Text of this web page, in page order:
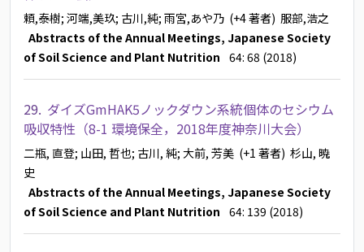
頼,泰樹; 河端,美玖; 古川,純; 雨宮,あや乃 (+4 著者) 服部,浩之
Abstracts of the Annual Meetings, Japanese Society
of Soil Science and Plant Nutrition 64: 68 (2018)
29. ダイズGmHAK5ノックダウン系統個体のセシウム
吸収特性（8-1 環境保全，2018年度神奈川大会）
二瓶, 直登; 山田, 哲也; 古川, 純; 大前, 芳美 (+1 著者) 杉山, 暁
史
Abstracts of the Annual Meetings, Japanese Society
of Soil Science and Plant Nutrition 64: 139 (2018)